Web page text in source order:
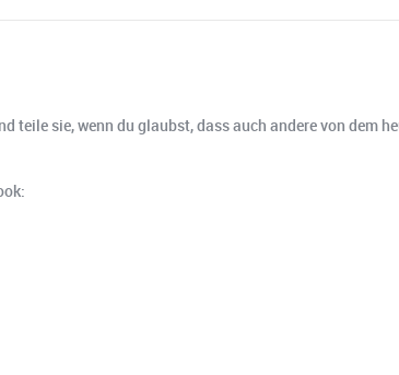
teile sie, wenn du glaubst, dass auch andere von dem